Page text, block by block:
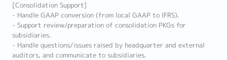
[Consolidation Support]
- Handle GAAP conversion (from local GAAP to IFRS).
- Support review/preparation of consolidation PKGs for
subsidiaries.
- Handle questions/issues raised by headquarter and external
auditors, and communicate to subsidiaries.